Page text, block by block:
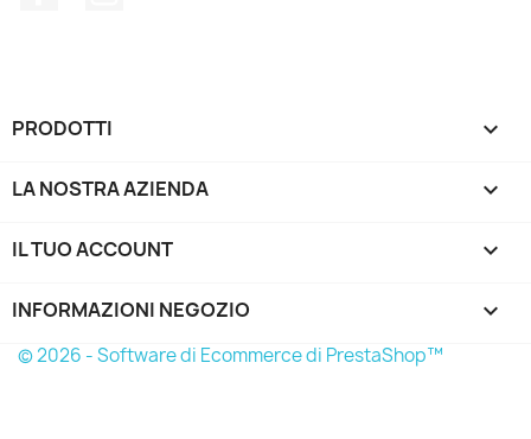
PRODOTTI 
LA NOSTRA AZIENDA 
IL TUO ACCOUNT 
INFORMAZIONI NEGOZIO keyboard_arrow_down
© 2026 - Software di Ecommerce di PrestaShop™